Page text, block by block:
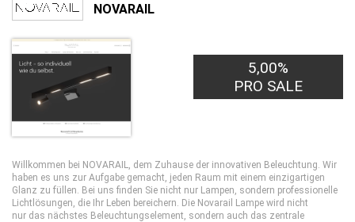
NOVARAIL
5,00%
PRO SALE
Willkommen bei NOVARAIL, dem Zuhause der innovativen Beleuchtung. Wir
haben es uns zur Aufgabe gemacht, jeden Raum mit einem einzigartigen
Glanz zu füllen. Bei uns finden Sie nicht nur Lampen, sondern professionelle
Lichtlösungen, die Ihr Leben bereichern. Die Novarail Lampe wird nicht
nur das nächstes Beleuchtungselement, sondern auch das zentrale